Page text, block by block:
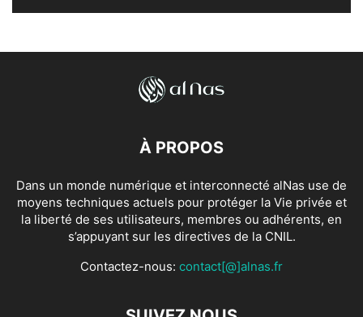
À PROPOS
Dans un monde numérique et interconnecté alNas use de
moyens techniques actuels pour protéger la Vie privée et
la liberté de ses utilisateurs, membres ou adhérents, en
s’appuyant sur les directives de la CNIL.
Contactez-nous: contact[@]alnas.fr